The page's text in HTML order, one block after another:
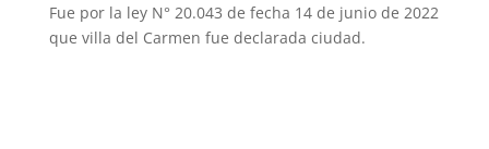
Fue por la ley N° 20.043 de fecha 14 de junio de 2022
que villa del Carmen fue declarada ciudad.